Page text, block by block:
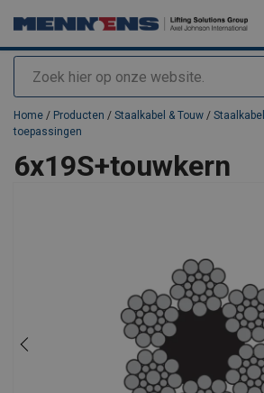
Zoeken
toegevoegd aan uw offerte
Home / Producten / Staalkabel & Touw / Staalkabel
toepassingen
6x19S+touwkern